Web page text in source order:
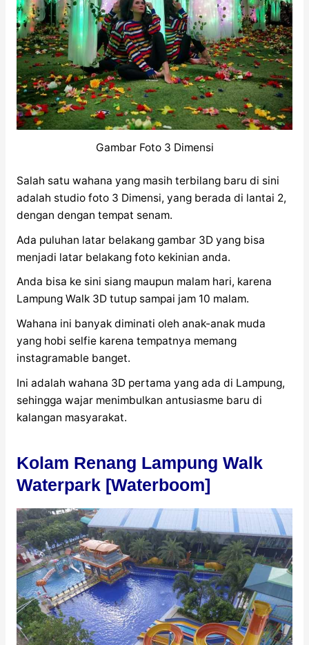
Gambar Foto 3 Dimensi
Salah satu wahana yang masih terbilang baru di sini
adalah studio foto 3 Dimensi, yang berada di lantai 2,
dengan dengan tempat senam.
Ada puluhan latar belakang gambar 3D yang bisa
menjadi latar belakang foto kekinian anda.
Anda bisa ke sini siang maupun malam hari, karena
Lampung Walk 3D tutup sampai jam 10 malam.
Wahana ini banyak diminati oleh anak-anak muda
yang hobi selfie karena tempatnya memang
instagramable banget.
Ini adalah wahana 3D pertama yang ada di Lampung,
sehingga wajar menimbulkan antusiasme baru di
kalangan masyarakat.
Kolam Renang Lampung Walk
Waterpark [Waterboom]